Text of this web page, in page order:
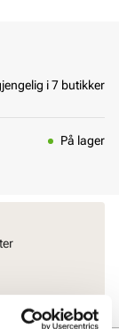
i 7 butikker
På lager